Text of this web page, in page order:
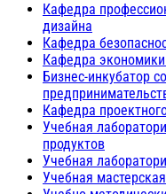
Кафедра
дизайна
Кафедра
Кафедра
Бизнес-инкубатор
Кафедра
Учебная
продуктов
Учебная
Учебная